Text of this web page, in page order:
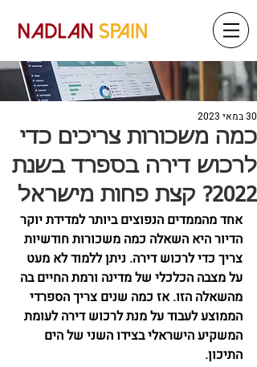
כמה משכורות צריכים כדי
לרכוש דירה בספרד בשנת
2022? קצת פחות מישראל
30 במאי 2023
אחד מהממדים הנפוצים ביותר למדידת יוקר
הדיור היא השאלה כמה משכורות חודשיות
צריך כדי לרכוש דירה. ניתן ללמוד לא מעט
על מצבה הכלכלי של מדינה ורמת החיים בה
מהשאלה הזו. אז כמה שנים צריך הספרדי
הממוצע לעבוד על מנת לרכוש דירה לעומת
המשקיע הישראלי בצידו השני של הים
התיכון.